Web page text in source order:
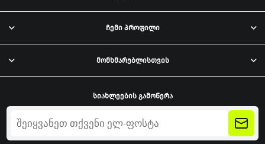
ჩემი პროფილი
მომხმარებლისთვის
სიახლეების გამოწერა